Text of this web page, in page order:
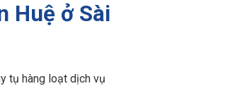
Huệ ở Sài
tụ hàng loạt dịch vụ